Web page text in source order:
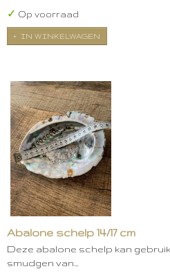
✓ Op voorraad
IN WINKELWAGEN
Abalone schelp 14/17 cm
Deze abalone schelp kan
smudgen van…